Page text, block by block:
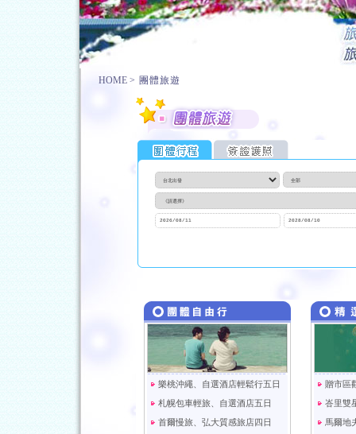
HOME > 團體旅遊